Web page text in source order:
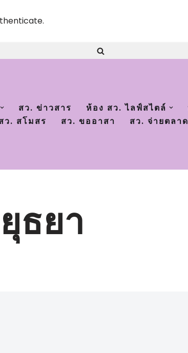
สว. ข่าวสาร ห้อง สว. ไลฟ์สไตล์
ว. สโมสร สว. ขออาสา สว. จ่ายตลาด
ธยา